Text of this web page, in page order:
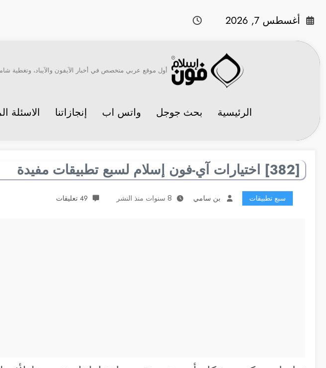
أغسطس 7, 2026
أول موقع عربي متخصص في أخبار الآيفون والآيباد، وتغطية
الرئيسية بحث جوجل واتس اب إنجازاتنا الاسئلة
[382] اختيارات آي-فون إسلام لسبع تطبيقات مفيدة
سبع تطبيقات بن سامي 8 سنوات منذ النشر 49 تعليقات